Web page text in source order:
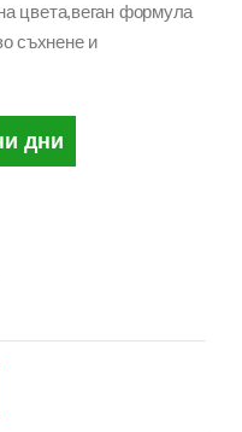
цвета,веган формула
съхнене и
дни